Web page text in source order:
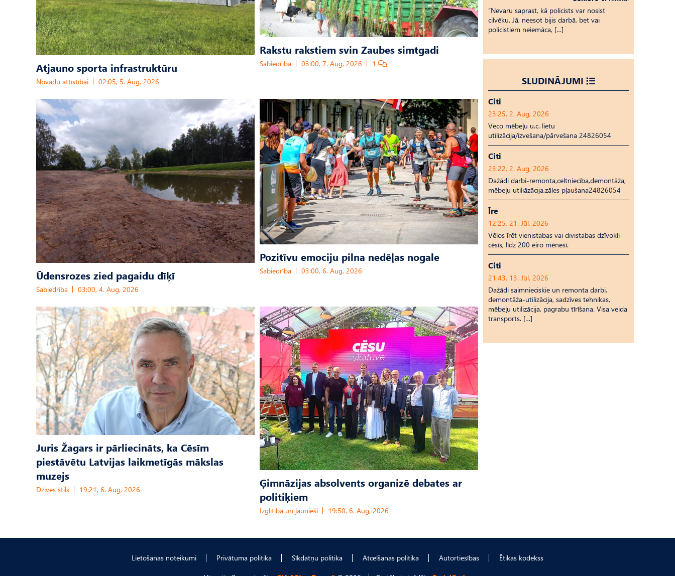
Atjauno sporta infrastruktūru
Novadu attīstībai 02:05, 5. Aug, 2026
Rakstu rakstiem svin Zaubes simtgadi
Sabiedrība 03:00, 7. Aug, 2026 1
Ūdensrozes zied pagaidu dīķī
Sabiedrība 03:00, 4. Aug, 2026
Pozitīvu emociju pilna nedēļas nogale
Sabiedrība 03:00, 6. Aug, 2026
Juris Žagars ir pārliecināts, ka Cēsīm
piestāvētu Latvijas laikmetīgās mākslas
muzejs
Dzīves stils 19:21, 6. Aug, 2026
Ģimnāzijas absolvents organizē debates ar
politiķiem
Izglītība un jaunieši 19:50, 6. Aug, 2026
“Nevaru saprast, kā policists var nosist
cilvēku. Jā, neesot bijis darbā, bet vai
policistiem neiemāca, […]
SLUDINĀJUMI
Citi
23:25, 2. Aug, 2026
Veco mēbeļu u.c. lietu
utilizācija/izvešana/pārvešana 24826054
Citi
23:22, 2. Aug, 2026
Dažādi darbi-remonta,celtniecība,demontāža,
mēbeļu utiliāzācija,zāles pļaušana24826054
Īrē
12:25, 21. Jūl, 2026
Vēlos īrēt vienistabas vai divistabas dzīvokli
cēsīs, līdz 200 eiro mēnesī.
Citi
21:43, 13. Jūl, 2026
Dažādi saimnieciskie un remonta darbi,
demontāža-utilizācija, sadzīves tehnikas,
mēbeļu utilizācija, pagrabu tīrīšana. Visa veida
transports. […]
Lietošanas noteikumi Privātuma politika Sīkdatņu politika Atcelšanas politika Autortiesības Ētikas kodekss